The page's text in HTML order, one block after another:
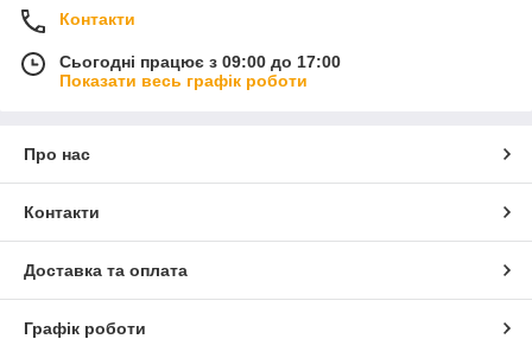
Контакти
Сьогодні працює з 09:00 до 17:00
Показати весь графік роботи
Про нас
Контакти
Доставка та оплата
Графік роботи